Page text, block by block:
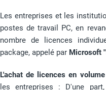
Les entreprises et les
postes de travail PC, en
nombre de licences
package, appelé par Microsoft
L'achat de licences en volume
les entreprises : D'une